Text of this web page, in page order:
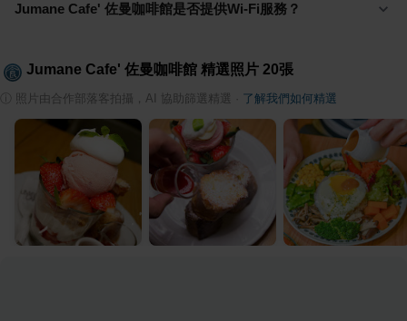
Jumane Cafe' 佐曼咖啡館是否提供Wi-Fi服務？
Jumane Cafe' 佐曼咖啡館 精選照片 20張
照片由合作部落客拍攝，AI 協助篩選精選 了解我們如何精選